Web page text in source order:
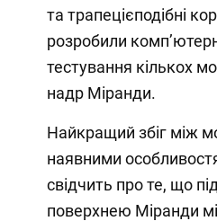
та трапецієподібні
розробили
тестування кількох
надр Міранди.
Найкращий збіг між
наявними
свідчить про те, що
поверхнею Міранди